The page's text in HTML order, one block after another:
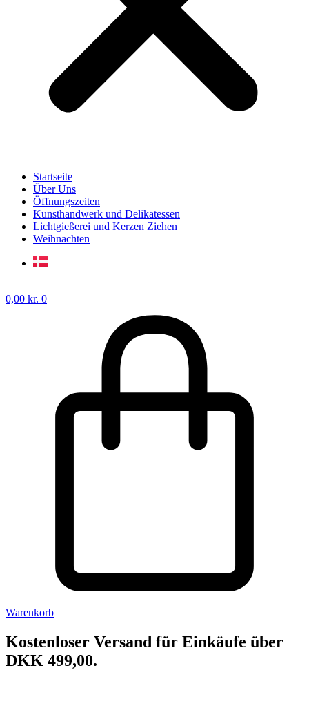
Startseite
Über Uns
Öffnungszeiten
Kunsthandwerk und Delikatessen
Lichtgießerei und Kerzen Ziehen
Weihnachten
0,00 kr. 0
Warenkorb
Kostenloser Versand für Einkäufe über
DKK 499,00.